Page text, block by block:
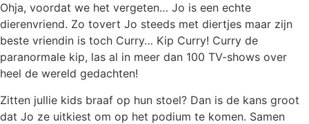
Ohja, voordat we het vergeten… Jo is een echte
dierenvriend. Zo tovert Jo steeds met diertjes maar zijn
beste vriendin is toch Curry… Kip Curry! Curry de
paranormale kip, las al in meer dan 100 TV-shows over
heel de wereld gedachten!
Zitten jullie kids braaf op hun stoel? Dan is de kans groot
dat Jo ze uitkiest om op het podium te komen. Samen